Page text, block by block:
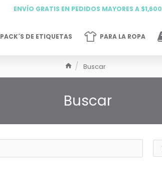
ENVÍO GRATIS EN PEDIDOS MAYORES A $1,600
PACK´S DE ETIQUETAS PARA LA ROPA
Buscar
Buscar